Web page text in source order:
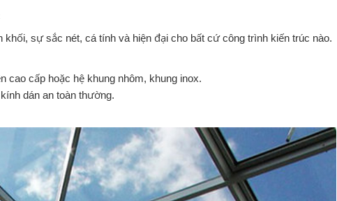
sự sắc nét, cá tính và hiện đại cho bất cứ công trình kiến trúc nào.
cao cấp hoặc hệ khung nhôm, khung inox.
dán an toàn thường.